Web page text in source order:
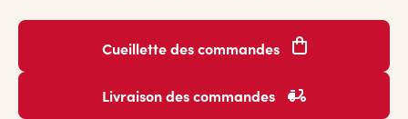
Cueillette des commandes
Livraison des commandes